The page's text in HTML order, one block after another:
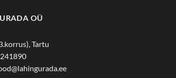
OÜ
Tartu